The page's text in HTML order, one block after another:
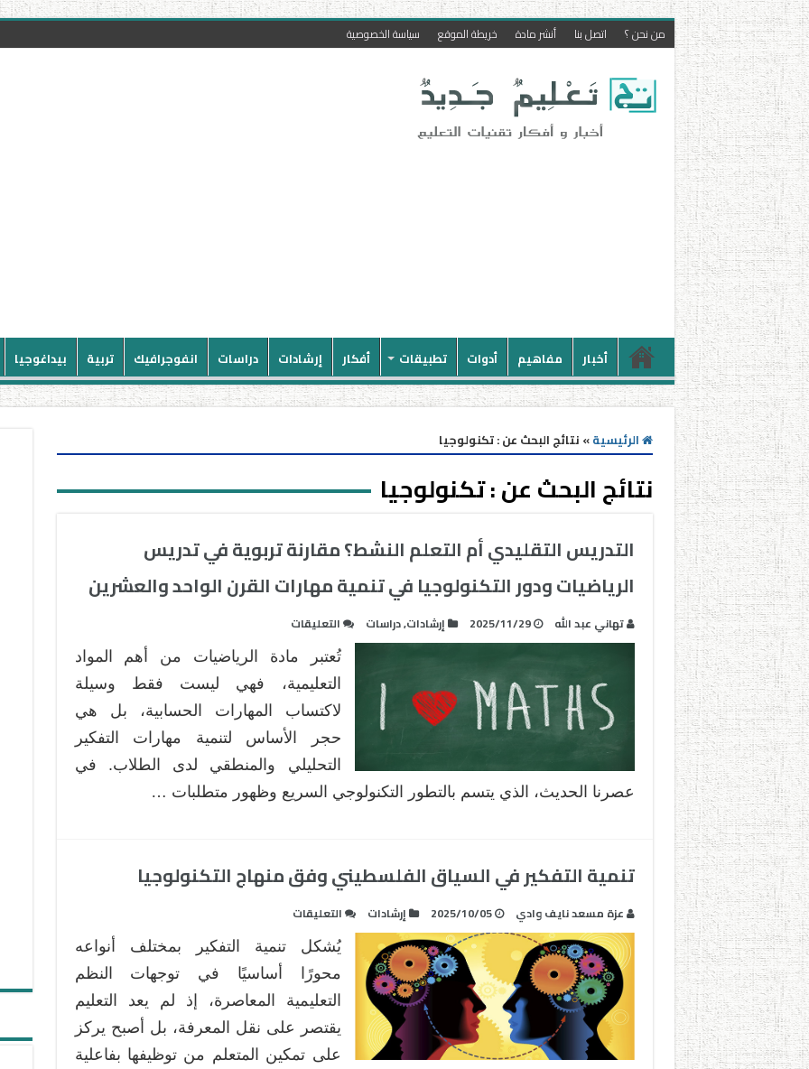
من نحن ؟ اتصل بنا أنشر مادة خريطة الموقع سياسة الخصوصية
أخبار مفاهيم أدوات تطبيقات أفكار إرشادات دراسات انفوجرافيك تربية بيداغوجيا
الرئيسية» نتائج البحث عن : تكنولوجيا
نتائج البحث عن :تكنولوجيا
التدريس التقليدي أم التعلم النشط؟ مقارنة تربوية في تدريس
الرياضيات ودور التكنولوجيا في تنمية مهارات القرن الواحد والعشرين
تهاني عبد الله 2025/11/29 إرشادات,دراسات التعليقات
التقليدي
أم
التعلم
النشط؟
مقارنة
تربوية
في
التكنولوجيا
في
القرن
الواحد
والعشرين
مغلقة
تُعتبر مادة الرياضيات من أهم المواد
التعليمية، فهي ليست فقط وسيلة
لاكتساب المهارات الحسابية، بل هي
حجر الأساس لتنمية مهارات التفكير
التحليلي والمنطقي لدى الطلاب. في
عصرنا الحديث، الذي يتسم بالتطور التكنولوجي السريع وظهور متطلبات …
تنمية التفكير في السياق الفلسطيني وفق منهاج التكنولوجيا
عزة مسعد نايف وادي 2025/10/05 إرشادات التعليقات
التفكير
في
السياق
الفلسطيني
وفق
منهاج
يُشكل تنمية التفكير بمختلف أنواعه
محورًا أساسيًا في توجهات النظم
التعليمية المعاصرة، إذ لم يعد التعليم
يقتصر على نقل المعرفة، بل أصبح يركز
على تمكين المتعلم من توظيفها بفاعلية